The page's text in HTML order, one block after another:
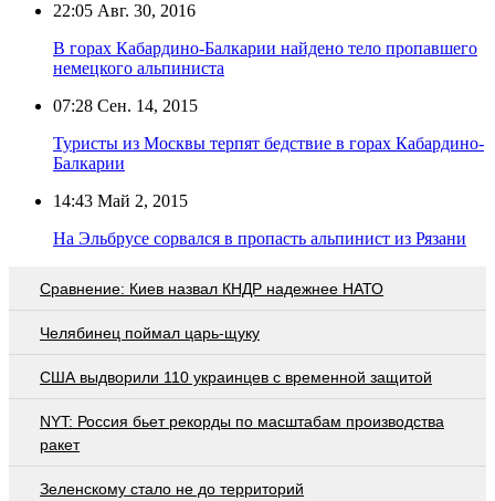
22:05 Авг. 30, 2016
В горах Кабардино-Балкарии найдено тело пропавшего
немецкого альпиниста
07:28 Сен. 14, 2015
Туристы из Москвы терпят бедствие в горах Кабардино-
Балкарии
14:43 Май 2, 2015
На Эльбрусе сорвался в пропасть альпинист из Рязани
Сравнение: Киев назвал КНДР надежнее НАТО
Челябинец поймал царь-щуку
США выдворили 110 украинцев с временной защитой
NYT: Россия бьет рекорды по масштабам производства
ракет
Зеленскому стало не до территорий